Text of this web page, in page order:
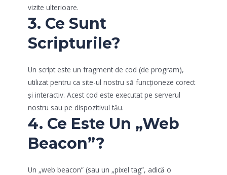
vizite ulterioare.
3. Ce Sunt
Scripturile?
Un script este un fragment de cod (de program),
utilizat pentru ca site-ul nostru să funcționeze corect
și interactiv. Acest cod este executat pe serverul
nostru sau pe dispozitivul tău.
4. Ce Este Un „Web
Beacon”?
Un „web beacon” (sau un „pixel tag”, adică o